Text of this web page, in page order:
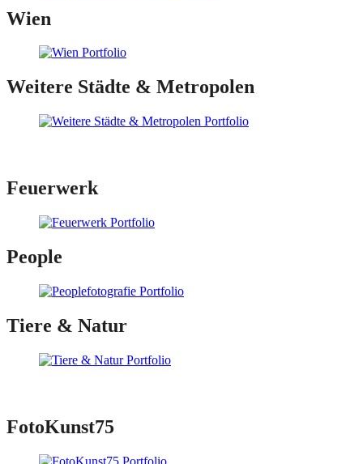
Wien
Weitere Städte & Metropolen
Feuerwerk
People
Tiere & Natur
FotoKunst75